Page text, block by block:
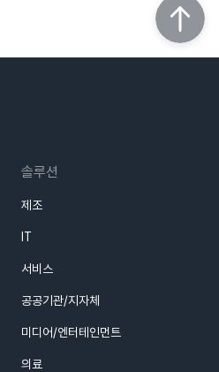
솔루션
제조
IT
서비스
공공기관/지자체
미디어/엔터테인먼트
의료